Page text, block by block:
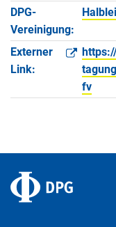
DPG-
Vereinigung:
Externer
Link:
fv